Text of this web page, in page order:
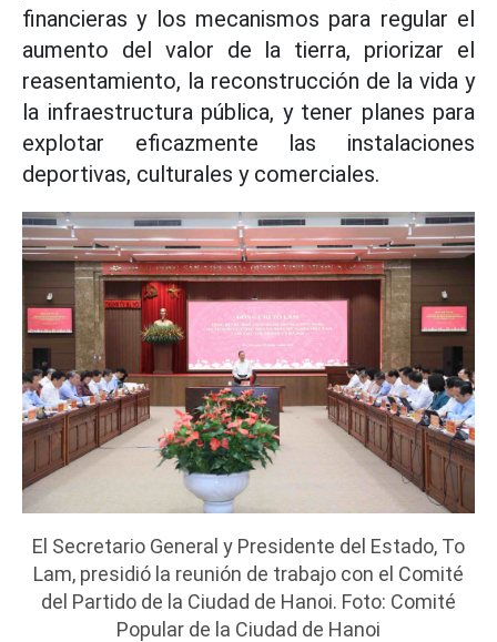
financieras y los mecanismos para regular el
aumento del valor de la tierra, priorizar el
reasentamiento, la reconstrucción de la vida y
la infraestructura pública, y tener planes para
explotar eficazmente las instalaciones
deportivas, culturales y comerciales.
El Secretario General y Presidente del Estado, To
Lam, presidió la reunión de trabajo con el Comité
del Partido de la Ciudad de Hanoi. Foto: Comité
Popular de la Ciudad de Hanoi